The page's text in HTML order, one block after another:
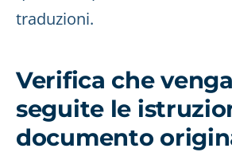
traduzioni.
Verifica che
seguite le
documento